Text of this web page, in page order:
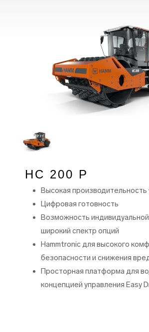
HC 200 P
Высокая производительность
Цифровая готовность
Возможность
широкий спектр опций
Hammtronic для высокого
безопасности и снижения
Просторная платформа для
концепцией управления Easy